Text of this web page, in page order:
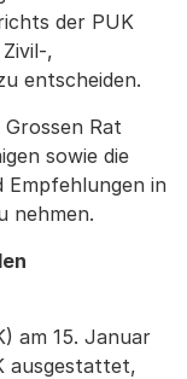
der PUK
,
entscheiden.
Rat
sowie die
Empfehlungen in
nehmen.
am 15. Januar
ausgestattet,